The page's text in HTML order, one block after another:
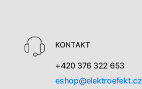
KONTAKT
+420 376 322 653
eshop@elektroefekt.cz